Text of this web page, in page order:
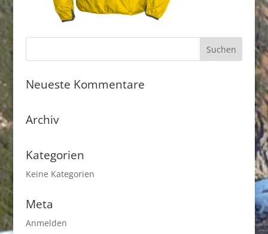
Neueste Kommentare
Archiv
Kategorien
Keine Kategorien
Meta
Anmelden